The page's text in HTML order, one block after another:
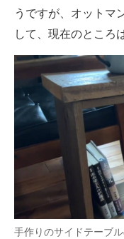
うですが、オットマ
して、現在のところ
手作りのサイドテーブ